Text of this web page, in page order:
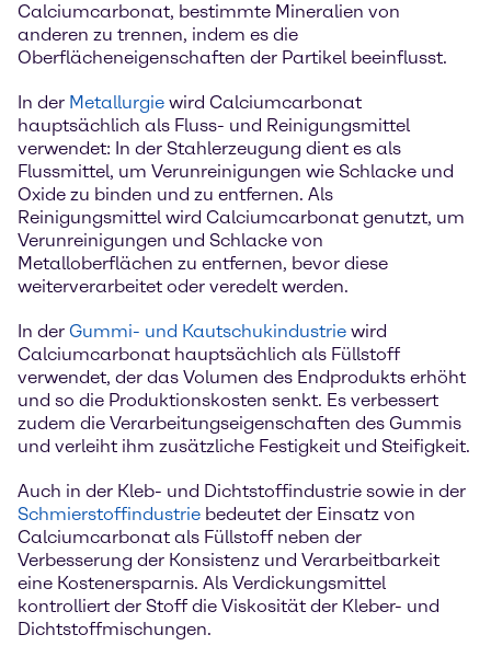
Calciumcarbonat, bestimmte Mineralien von
anderen zu trennen, indem es die
Oberflächeneigenschaften der Partikel beeinflusst.
In der Metallurgie wird Calciumcarbonat
hauptsächlich als Fluss- und Reinigungsmittel
verwendet: In der Stahlerzeugung dient es als
Flussmittel, um Verunreinigungen wie Schlacke und
Oxide zu binden und zu entfernen. Als
Reinigungsmittel wird Calciumcarbonat genutzt, um
Verunreinigungen und Schlacke von
Metalloberflächen zu entfernen, bevor diese
weiterverarbeitet oder veredelt werden.
In der Gummi- und Kautschukindustrie wird
Calciumcarbonat hauptsächlich als Füllstoff
verwendet, der das Volumen des Endprodukts erhöht
und so die Produktionskosten senkt. Es verbessert
zudem die Verarbeitungseigenschaften des Gummis
und verleiht ihm zusätzliche Festigkeit und Steifigkeit.
Auch in der Kleb- und Dichtstoffindustrie sowie in der
Schmierstoffindustrie bedeutet der Einsatz von
Calciumcarbonat als Füllstoff neben der
Verbesserung der Konsistenz und Verarbeitbarkeit
eine Kostenersparnis. Als Verdickungsmittel
kontrolliert der Stoff die Viskosität der Kleber- und
Dichtstoffmischungen.